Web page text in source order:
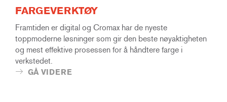
FARGEVERKTØY
Framtiden er digital og Cromax har de nyeste
toppmoderne løsninger som gir den beste nøyaktigheten
og mest effektive prosessen for å håndtere farge i
verkstedet.
GÅ VIDERE